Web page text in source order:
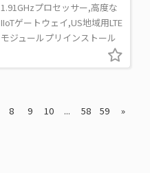
1.91GHzプロセッサー,高度な
IIoTゲートウェイ,US地域用LTE
モジュールプリインストール
8 9 10 ... 58 59 »